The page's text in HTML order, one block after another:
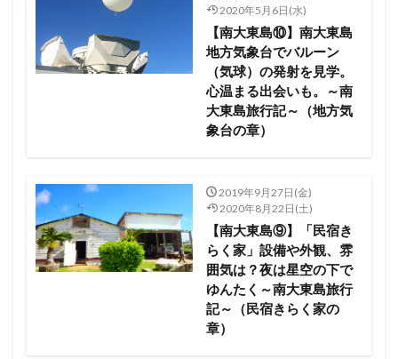
2020年5月6日(水)
【南大東島⑩】南大東島
地方気象台でバルーン
（気球）の発射を見学。
心温まる出会いも。～南
大東島旅行記～（地方気
象台の章）
2019年9月27日(金)
2020年8月22日(土)
【南大東島⑨】「民宿き
らく家」設備や外観、雰
囲気は？夜は星空の下で
ゆんたく～南大東島旅行
記～（民宿きらく家の
章）